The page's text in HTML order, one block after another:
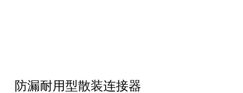
防漏耐用型散装连接器